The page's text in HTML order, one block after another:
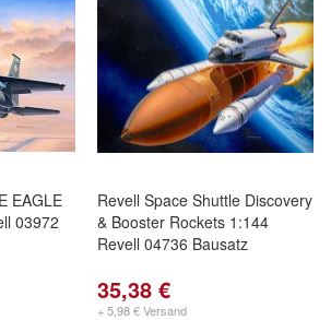
EAGLE
03972
Revell Space Shuttle Discovery
& Booster Rockets 1:144
Revell 04736 Bausatz
35,38 €
+ 5,98 € Versand